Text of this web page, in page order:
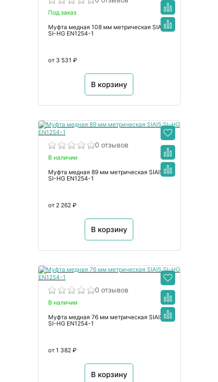
Под заказ
Муфта медная 108 мм метрическая SIAIS
SI-HG EN1254-1
от 3 531 ₽
В корзину
0 отзывов
В наличии
Муфта медная 89 мм метрическая SIAIS
SI-HG EN1254-1
от 2 262 ₽
В корзину
0 отзывов
В наличии
Муфта медная 76 мм метрическая SIAIS
SI-HG EN1254-1
от 1 382 ₽
В корзину